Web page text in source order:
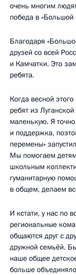
очень многим
победа в «Большой
Благодаря
друзей со всей
и Камчатки. Это
ребята.
Когда весной
ребят из
маленькую. Я
и поддержка,
перемены»
Мы помогаем
школьным
гуманитарную
в общем, делаем
И кстати, у нас по
региональные
общаются друг с
дружной семьёй.
наше общее
больше